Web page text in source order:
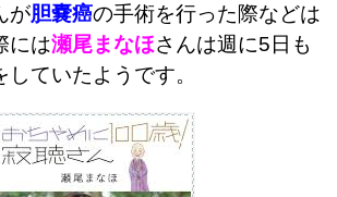
が胆嚢癌の手術を行った際などは
には瀬尾まなほさんは週に5日も
ていたようです。